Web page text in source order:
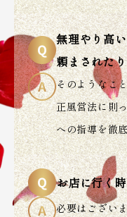
無理やり高
頼まされた
そのようなこ
正風営法に則
への指導を徹
お店に行く
必要はござい